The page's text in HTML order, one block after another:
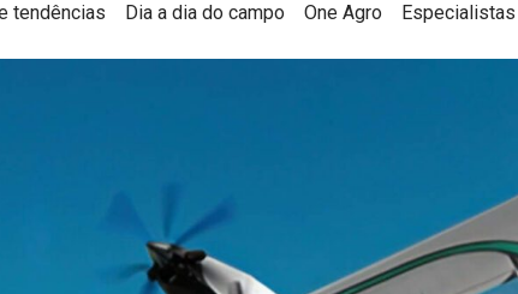
tendências Dia a dia do campo One Agro Especialistas